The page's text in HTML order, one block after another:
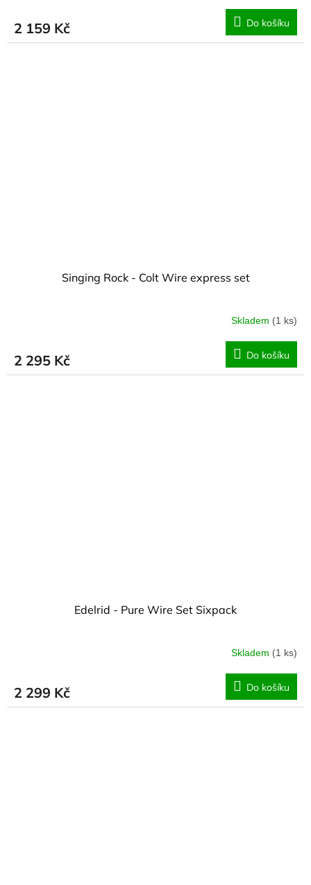
2 159 Kč Do košíku
Singing Rock - Colt Wire express set
Skladem (1 ks)
2 295 Kč Do košíku
Edelrid - Pure Wire Set Sixpack
Skladem (1 ks)
2 299 Kč Do košíku